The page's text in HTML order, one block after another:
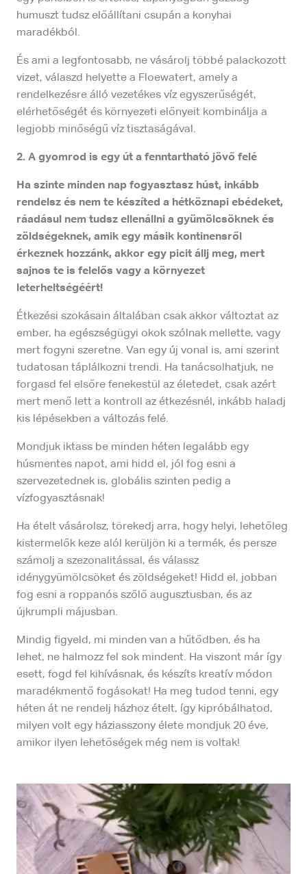
humuszt tudsz előállítani csupán a konyhai
maradékból.
És ami a legfontosabb, ne vásárolj többé palackozott
vizet, válaszd helyette a Floewatert, amely a
rendelkezésre álló vezetékes víz egyszerűségét,
elérhetőségét és környezeti előnyeit kombinálja a
legjobb minőségű víz tisztaságával.
2. A gyomrod is egy út a fenntartható jövő felé
Ha szinte minden nap fogyasztasz húst, inkább
rendelsz és nem te készíted a hétköznapi ebédeket,
ráadásul nem tudsz ellenállni a gyümölcsöknek és
zöldségeknek, amik egy másik kontinensről
érkeznek hozzánk, akkor egy picit állj meg, mert
sajnos te is felelős vagy a környezet
leterheltségéért!
Étkezési szokásain általában csak akkor változtat az
ember, ha egészségügyi okok szólnak mellette, vagy
mert fogyni szeretne. Van egy új vonal is, ami szerint
tudatosan táplálkozni trendi. Ha tanácsolhatjuk, ne
forgasd fel elsőre fenekestül az életedet, csak azért
mert menő lett a kontroll az étkezésnél, inkább haladj
kis lépésekben a változás felé.
Mondjuk iktass be minden héten legalább egy
húsmentes napot, ami hidd el, jól fog esni a
szervezetednek is, globális szinten pedig a
vízfogyasztásnak!
Ha ételt vásárolsz, törekedj arra, hogy helyi, lehetőleg
kistermelők keze alól kerüljön ki a termék, és persze
számolj a szezonalitással, és válassz
idénygyümölcsöket és zöldségeket! Hidd el, jobban
fog esni a roppanós szőlő augusztusban, és az
újkrumpli májusban.
Mindig figyeld, mi minden van a hűtődben, és ha
lehet, ne halmozz fel sok mindent. Ha viszont már így
esett, fogd fel kihívásnak, és készíts kreatív módon
maradékmentő fogásokat! Ha meg tudod tenni, egy
héten át ne rendelj házhoz ételt, így kipróbálhatod,
milyen volt egy háziasszony élete mondjuk 20 éve,
amikor ilyen lehetőségek még nem is voltak!